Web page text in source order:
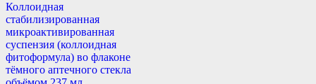
Коллоидная
стабилизированная
микроактивированная
суспензия (коллоидная
фитоформула) во флаконе
тёмного аптечного стекла